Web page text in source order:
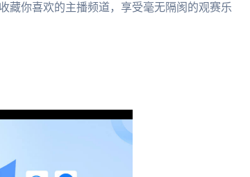
藏你喜欢的主播频道，享受毫无隔阂的观赛乐